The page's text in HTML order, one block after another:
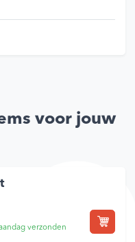
voor jouw
verzonden